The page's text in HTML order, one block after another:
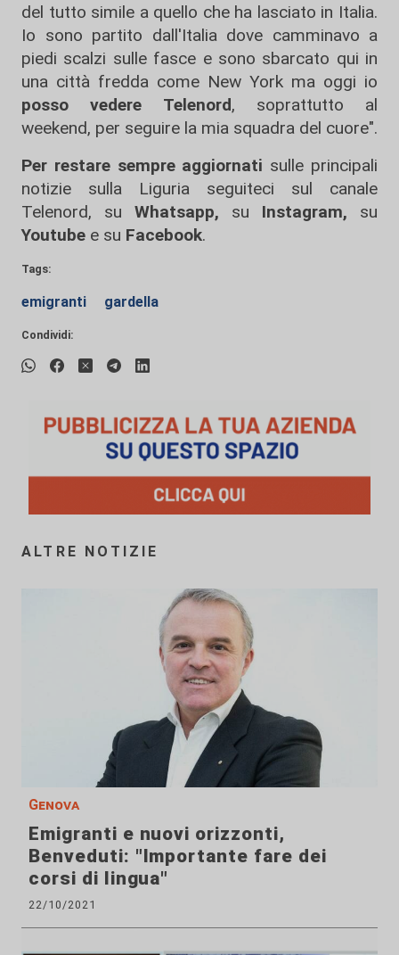
del tutto simile a quello che ha lasciato in Italia.
Io sono partito dall'Italia dove camminavo a
piedi scalzi sulle fasce e sono sbarcato qui in
una città fredda come New York ma oggi io
posso vedere Telenord, soprattutto al
weekend, per seguire la mia squadra del cuore".
Per restare sempre aggiornati sulle principali
notizie sulla Liguria seguiteci sul canale
Telenord, su
Whatsapp, su Instagram, su
Youtube e su Facebook.
Tags:
emigranti gardella
Condividi:
ALTRE NOTIZIE
Genova
Emigranti e nuovi orizzonti,
Benveduti: "Importante fare dei
corsi di lingua"
22/10/2021